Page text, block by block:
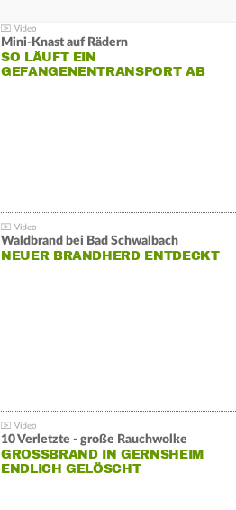
Mini-Knast auf Rädern
SO LÄUFT EIN
GEFANGENENTRANSPORT AB
Waldbrand bei Bad Schwalbach
NEUER BRANDHERD ENTDECKT
10 Verletzte - große Rauchwolke
GROSSBRAND IN GERNSHEIM E
NDLICH GELÖSCHT